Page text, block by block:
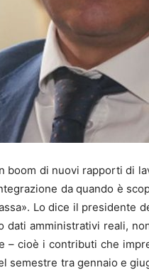
boom di nuovi rapporti di
da quando è
Lo dice il presidente
dati amministrativi reali,
– cioè i contributi che
semestre tra gennaio e